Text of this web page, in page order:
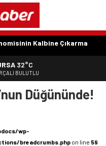
Kalbine Çıkarma
Uygulanmadı?”
Haklar Korunmalı,
Kimsenin Lütfuyla Değil,
Değil, Millet Vicdanının
32°C
BULUTLU
Düğününde!
wp-
breadcrumbs.php on line 59